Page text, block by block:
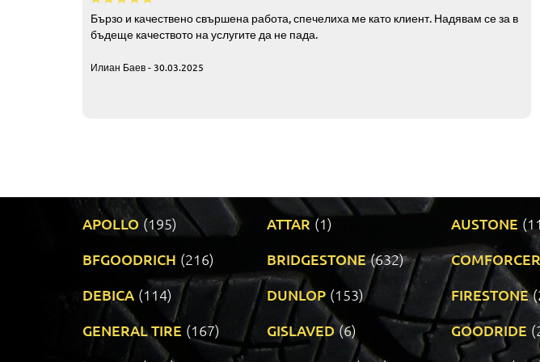
Бързо и качествено свършена работа, спечелиха ме като клиент. Надявам се за в
бъдеще качеството на услугите да не пада.
Илиан Баев - 30.03.2025
APOLLO (195) ATTAR (1) AUSTONE
BFGOODRICH (216) BRIDGESTONE (632) COMFORCER
DEBICA (114) DUNLOP (153) FIRESTONE
GENERAL TIRE (167) GISLAVED (6) GOODRIDE